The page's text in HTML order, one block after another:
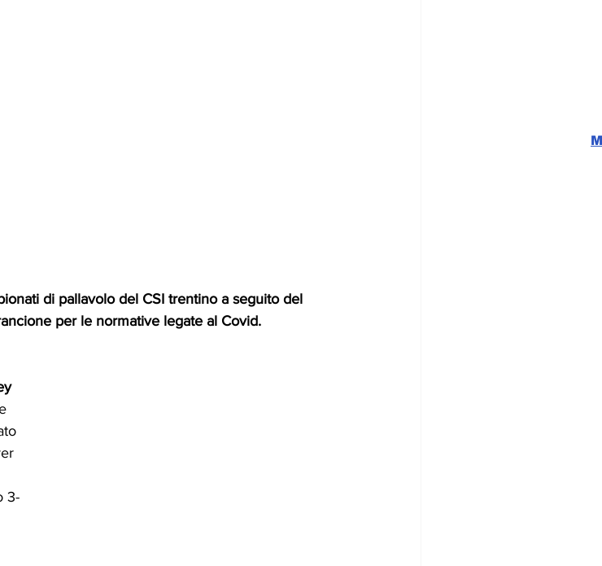
di pallavolo del CSI trentino a seguito del
per le normative legate al Covid.
3-